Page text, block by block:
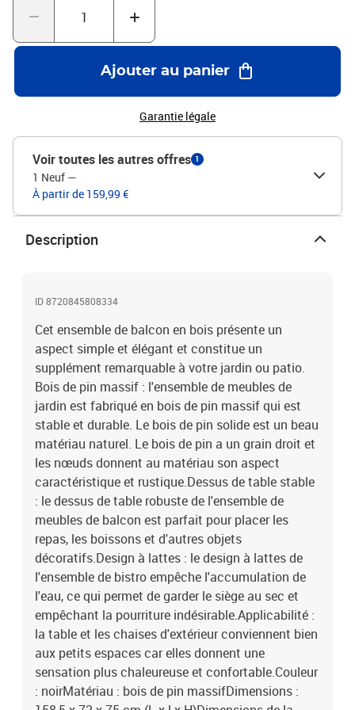
une sensation plus chaleureuse et confortable.Couleur :
(L x l x H)Dimensions de la table : 68,5 x 46 cm (L x l)Dimensions
du siège : 35 x 42 cm (l x P)Hauteur du siège à partir du sol : 41
cmCapacité de charge maximale (par siège) : 110 kgAssemblage
requis : ouiCoussin inclus : non
Ajouter au panier
Garantie légale
Voir toutes les autres offres 1
1 Neuf —
À partir de 159,99 €
Description
ID 8720845808334
Cet ensemble de balcon en bois présente un
aspect simple et élégant et constitue un
supplément remarquable à votre jardin ou patio.
Bois de pin massif : l'ensemble de meubles de
jardin est fabriqué en bois de pin massif qui est
stable et durable. Le bois de pin solide est un beau
matériau naturel. Le bois de pin a un grain droit et
les nœuds donnent au matériau son aspect
caractéristique et rustique.Dessus de table stable
: le dessus de table robuste de l'ensemble de
meubles de balcon est parfait pour placer les
repas, les boissons et d'autres objets
décoratifs.Design à lattes : le design à lattes de
l'ensemble de bistro empêche l'accumulation de
l'eau, ce qui permet de garder le siège au sec et
empêchant la pourriture indésirable.Applicabilité :
la table et les chaises d'extérieur conviennent bien
aux petits espaces car elles donnent une
sensation plus chaleureuse et confortable.Couleur
: noirMatériau : bois de pin massifDimensions :